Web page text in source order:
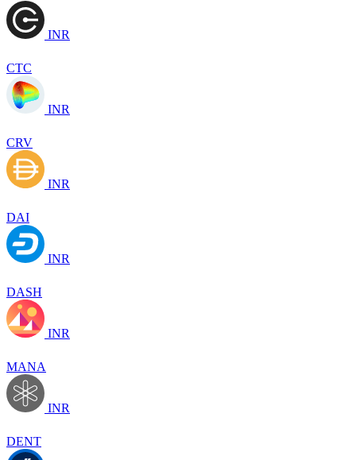
INR
CTC
INR
CRV
INR
DAI
INR
DASH
INR
MANA
INR
DENT